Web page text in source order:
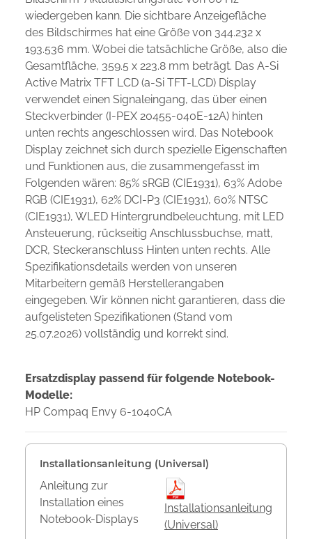
wiedergeben kann. Die sichtbare Anzeigefläche
des Bildschirmes hat eine Größe von 344.232 x
193.536 mm. Wobei die tatsächliche Größe, also die
Gesamtfläche, 359.5 x 223.8 mm beträgt. Das A-Si
Active Matrix TFT LCD (a-Si TFT-LCD) Display
verwendet einen Signaleingang, das über einen
Steckverbinder (I-PEX 20455-040E-12A) hinten
unten rechts angeschlossen wird. Das Notebook
Display zeichnet sich durch spezielle Eigenschaften
und Funktionen aus, die zusammengefasst im
Folgenden wären: 85% sRGB (CIE1931), 63% Adobe
RGB (CIE1931), 62% DCI-P3 (CIE1931), 60% NTSC
(CIE1931), WLED Hintergrundbeleuchtung, mit LED
Ansteuerung, rückseitig Anschlussbuchse, matt,
DCR, Steckeranschluss Hinten unten rechts. Alle
Spezifikationsdetails werden von unseren
Mitarbeitern gemäß Herstellerangaben
eingegeben. Wir können nicht garantieren, dass die
aufgelisteten Spezifikationen (Stand vom
25.07.2026) vollständig und korrekt sind.
Ersatzdisplay passend für folgende Notebook-
Modelle:
HP Compaq Envy 6-1040CA
Installationsanleitung (Universal)
Anleitung zur
Installation eines
Notebook-Displays
Installationsanleitung
(Universal)